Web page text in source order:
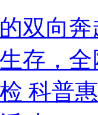
双向
存，
科普